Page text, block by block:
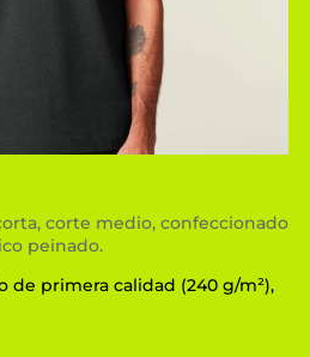
corte medio, confeccionado
peinado.
de primera calidad (240 g/m²),